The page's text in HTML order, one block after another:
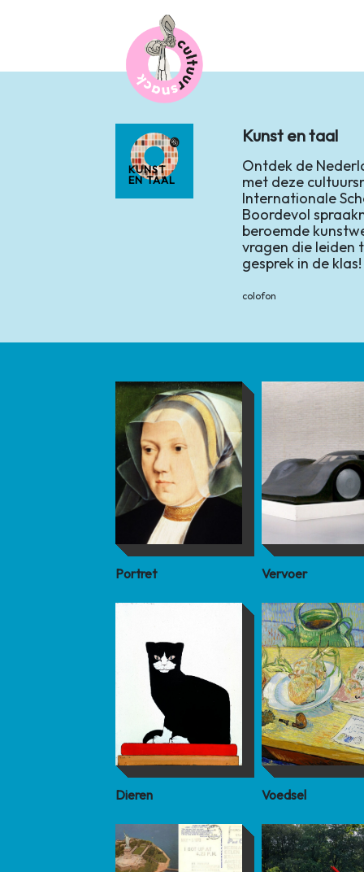
KUNST
EN TAAL
Kunst en taal
Ontdek de
met deze
Internationale
Boordevol
beroemde
vragen die leiden
gesprek in de klas!
colofon
Portret Vervoer
Dieren Voedsel